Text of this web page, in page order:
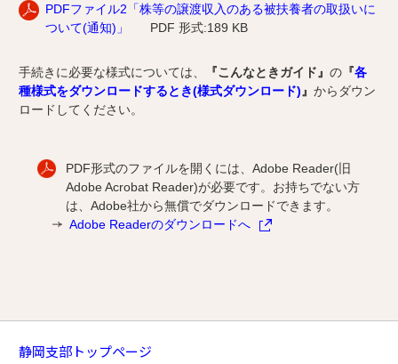
PDFファイル2「株等の譲渡収入のある被扶養者の取扱いに
ついて(通知)」
PDF 形式:189 KB
手続きに必要な様式については、 『こんなときガイド』 の 『各
種様式をダウンロードするとき(様式ダウンロード)』 からダウン
ロードしてください。
PDF形式のファイルを開くには、Adobe Reader(旧
Adobe Acrobat Reader)が必要です。お持ちでない方
は、Adobe社から無償でダウンロードできます。
Adobe Readerのダウンロードへ
静岡支部トップページ